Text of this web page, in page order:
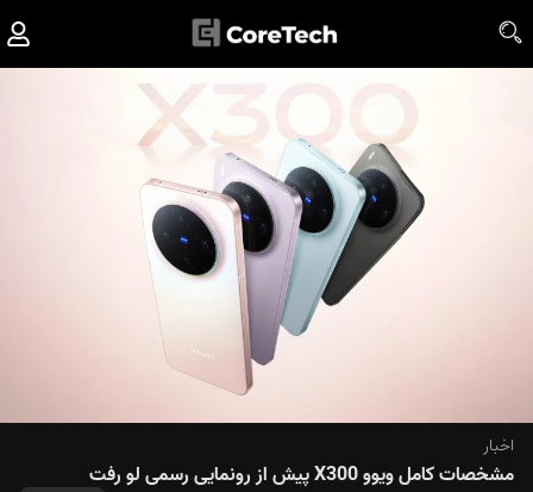
اخبار
مشخصات کامل ویوو X300 پیش از رونمایی رسمی لو رفت